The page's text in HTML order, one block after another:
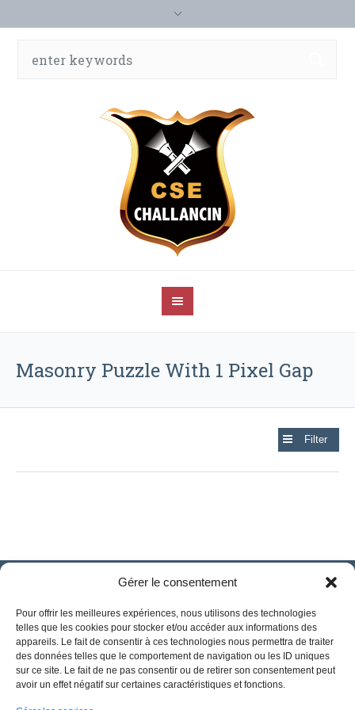
Gérer le consentement
Pour offrir les meilleures expériences, nous utilisons des technologies
telles que les cookies pour stocker et/ou accéder aux informations des
appareils. Le fait de consentir à ces technologies nous permettra de traiter
des données telles que le comportement de navigation ou les ID uniques
sur ce site. Le fait de ne pas consentir ou de retirer son consentement peut
avoir un effet négatif sur certaines caractéristiques et fonctions.
Masonry Puzzle With 1 Pixel Gap
Filter